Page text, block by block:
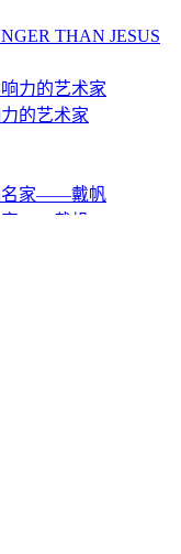
THAN JESUS
的艺术家
家——戴帆